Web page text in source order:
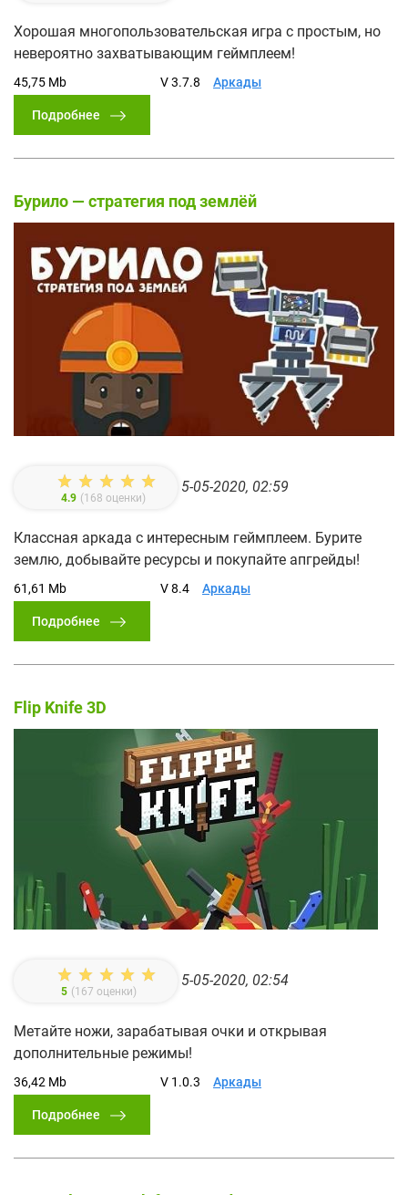
Хорошая многопользовательская игра с простым, но
невероятно захватывающим геймплеем!
45,75 Mb V 3.7.8 Аркады
Подробнее
Бурило — стратегия под землёй
4.9 (168 оценки)
5-05-2020, 02:59
Классная аркада с интересным геймплеем. Бурите
землю, добывайте ресурсы и покупайте апгрейды!
61,61 Mb V 8.4 Аркады
Подробнее
Flip Knife 3D
5 (167 оценки)
5-05-2020, 02:54
Метайте ножи, зарабатывая очки и открывая
дополнительные режимы!
36,42 Mb V 1.0.3 Аркады
Подробнее